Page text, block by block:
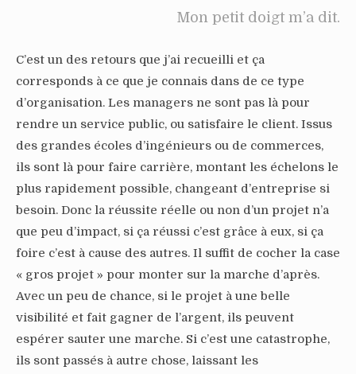
Mon petit doigt m’a dit.
C’est un des retours que j’ai recueilli et ça
corresponds à ce que je connais dans de ce type
d’organisation. Les managers ne sont pas là pour
rendre un service public, ou satisfaire le client. Issus
des grandes écoles d’ingénieurs ou de commerces,
ils sont là pour faire carrière, montant les échelons le
plus rapidement possible, changeant d’entreprise si
besoin. Donc la réussite réelle ou non d’un projet n’a
que peu d’impact, si ça réussi c’est grâce à eux, si ça
foire c’est à cause des autres. Il suffit de cocher la case
« gros projet » pour monter sur la marche d’après.
Avec un peu de chance, si le projet à une belle
visibilité et fait gagner de l’argent, ils peuvent
espérer sauter une marche. Si c’est une catastrophe,
ils sont passés à autre chose, laissant les